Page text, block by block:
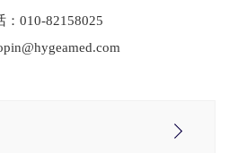
：010-82158025